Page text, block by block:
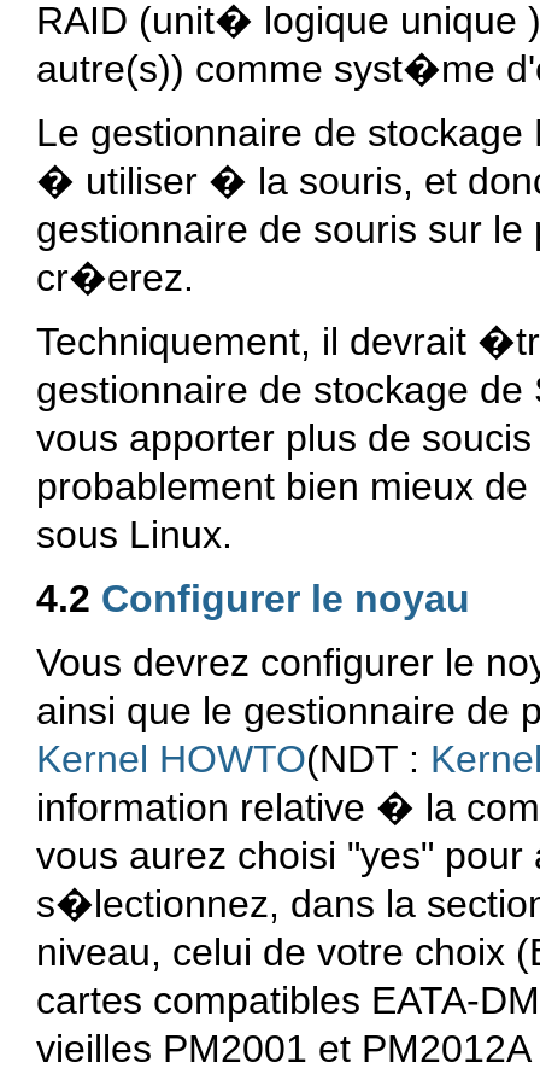
RAID (unit� logique unique
autre(s)) comme syst�me
Le gestionnaire de
� utiliser � la souris, et
gestionnaire de souris sur
cr�erez.
Techniquement, il devrait
gestionnaire de stockage
vous apporter plus de
probablement bien mieux
sous Linux.
4.2 Configurer le noyau
Vous devrez configurer le
ainsi que le gestionnaire
Kernel HOWTO(NDT :
information relative � la
vous aurez choisi "yes"
s�lectionnez, dans la
niveau, celui de votre choix
cartes compatibles EATA-
vieilles PM2001 et